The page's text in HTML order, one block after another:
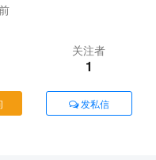
关注者
1
发私信